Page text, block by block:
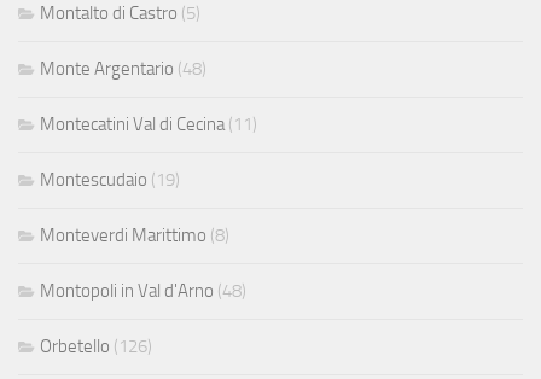
Montalto di Castro (5)
Monte Argentario (48)
Montecatini Val di Cecina (11)
Montescudaio (19)
Monteverdi Marittimo (8)
Montopoli in Val d'Arno (48)
Orbetello (126)